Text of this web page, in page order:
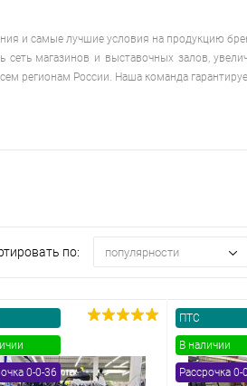
и самые лучшие условия на продукцию
магазинов и выставочных залов,
регионам России. Наша команда
по: популярности
0-0-36
ПТС
В наличии
Рассрочка 0-